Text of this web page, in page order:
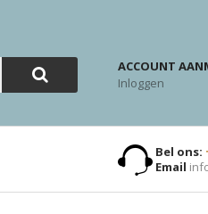
ACCOUNT
Inloggen
Bel ons:
Email